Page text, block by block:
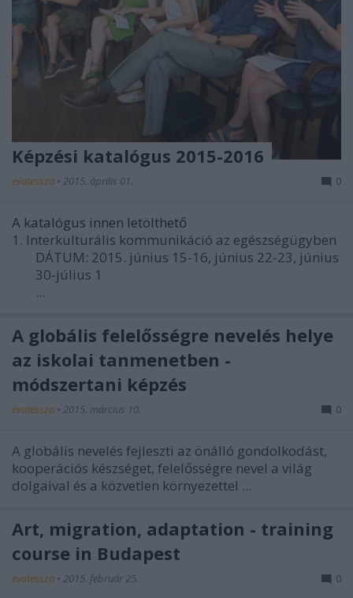
Képzési katalógus 2015-2016
evatessza • 2015. április 01. 0
A katalógus innen letölthető
1. Interkulturális kommunikáció az egészségügyben
DÁTUM: 2015. június 15-16, június 22-23, június
30-július 1
...
A globális felelősségre nevelés helye
az iskolai tanmenetben -
módszertani képzés
evatessza • 2015. március 10. 0
A globális nevelés fejleszti az önálló gondolkodást,
kooperációs készséget, felelősségre nevel a világ
dolgaival és a közvetlen környezettel ...
Art, migration, adaptation - training
course in Budapest
evatessza • 2015. február 25. 0